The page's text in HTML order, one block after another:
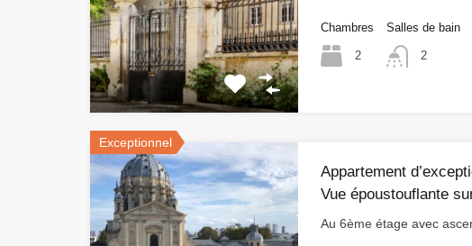
Chambres
2
Salles de bain
2
Exceptionnel
Appartement
Vue époustouflante
Au 6ème étage avec